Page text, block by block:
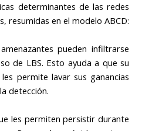
determinantes de las redes
resumidas en el modelo ABCD:
pueden infiltrarse
de LBS. Esto ayuda a que su
permite lavar sus ganancias
detección.
les permiten persistir durante